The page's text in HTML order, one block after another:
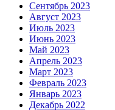
Сентябрь 2023
Август 2023
Июль 2023
Июнь 2023
Май 2023
Апрель 2023
Март 2023
Февраль 2023
Январь 2023
Декабрь 2022